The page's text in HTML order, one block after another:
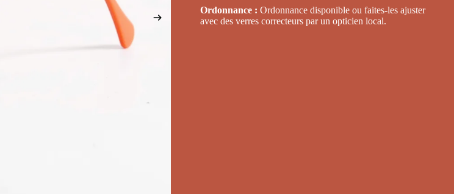
Ordonnance : Ordonnance disponible ou faites-les ajuster
avec des verres correcteurs par un opticien local.